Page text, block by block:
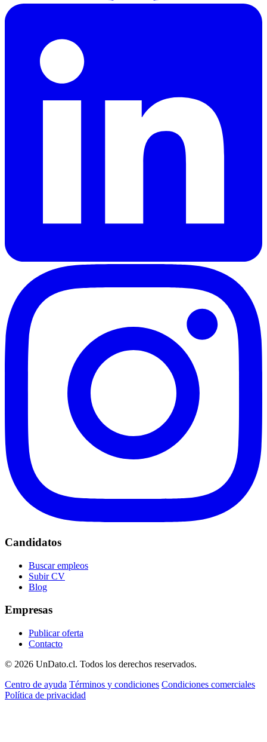
Candidatos
Buscar empleos
Subir CV
Blog
Empresas
Publicar oferta
Contacto
© 2026 UnDato.cl. Todos los derechos reservados.
Centro de ayuda Términos y condiciones Condiciones comerciales
Política de privacidad